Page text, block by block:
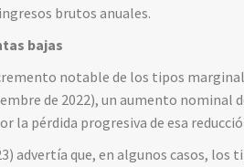
brutos anuales.
bajas
notable de los tipos
de 2022), un aumento
pérdida progresiva de esa
advertía que, en algunos casos,